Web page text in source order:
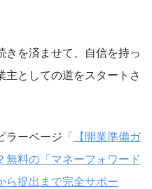
きを済ませて、自信を持っ
主としての道をスタートさ
ラーページ「
【開業準備ガ
無料の「マネーフォワード
ら提出まで完全サポー